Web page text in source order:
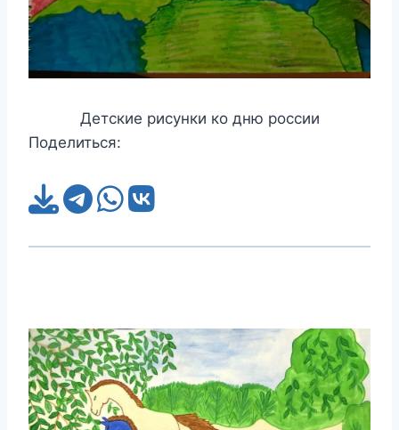
Детские рисунки ко дню россии
Поделиться: